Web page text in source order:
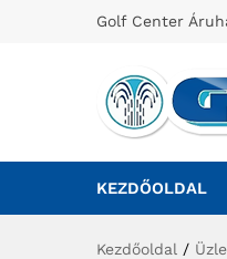
Golf Center
KEZDŐOLDAL
Kezdőoldal /